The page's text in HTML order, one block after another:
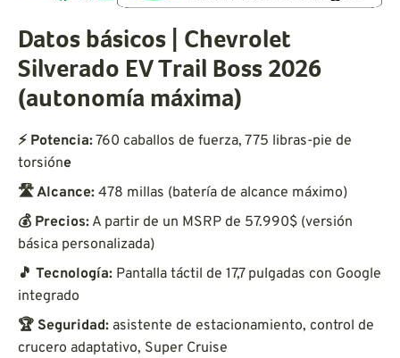
Datos básicos | Chevrolet
Silverado EV Trail Boss 2026
(autonomía máxima)
⚡ Potencia:760 caballos de fuerza, 775 libras-pie de
torsióne
🛣 Alcance: 478 millas (batería de alcance máximo)
💰 Precios: A partir de un MSRP de 57.990$ (versión
básica personalizada)
🎵 Tecnología: Pantalla táctil de 17,7 pulgadas con Google
integrado
🏆 Seguridad: asistente de estacionamiento, control de
crucero adaptativo, Super Cruise